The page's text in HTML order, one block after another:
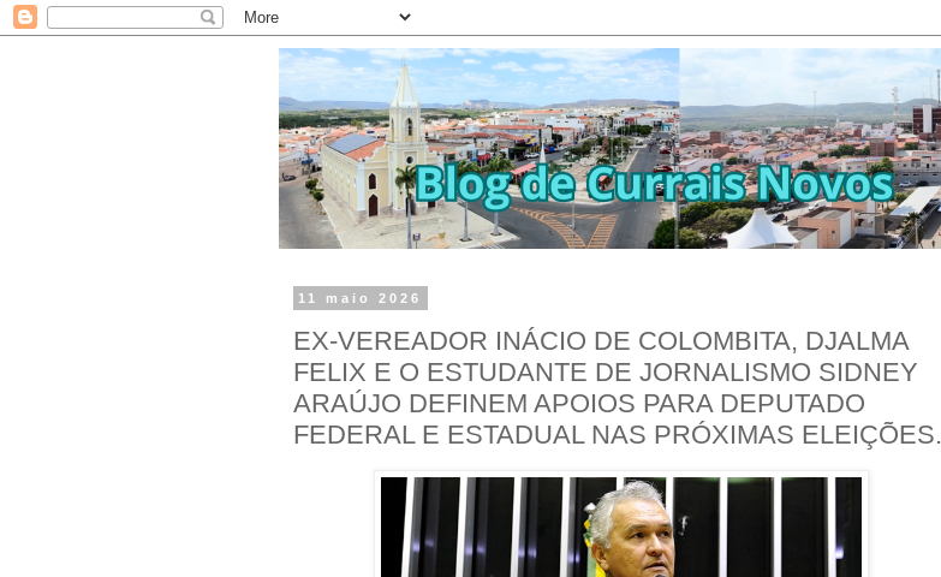
11 maio 2026
EX-VEREADOR INÁCIO DE COLOMBITA, DJALMA
FELIX E O ESTUDANTE DE JORNALISMO SIDNEY
ARAÚJO DEFINEM APOIOS PARA DEPUTADO
FEDERAL E ESTADUAL NAS PRÓXIMAS ELEIÇÕES.